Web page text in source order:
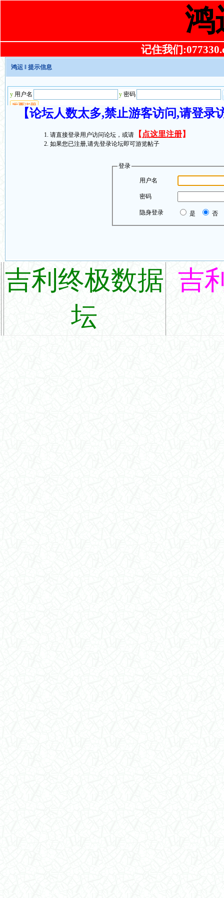
鸿
记住我们
鸿运 ‖ 提示信息
【论坛人数太多,禁止游客访问,请登
请直接登录用户访问论坛，或请 【 点这里注册】
如果您已注册,请先登录论坛即可游览帖子
登录
用户名
密码
隐身登录 是 否
吉利终极数据
坛
吉